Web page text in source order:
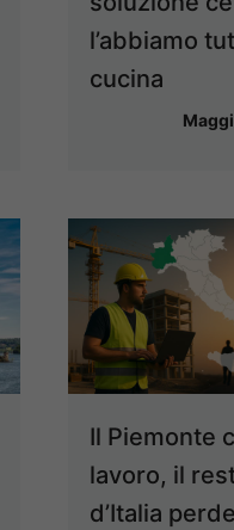
l’abbiamo
cucina
Il Piemonte
lavoro, il
d’Italia perde